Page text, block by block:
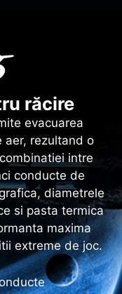
răcire
evacuarea
aer, rezultand o
intre
conducte de
diametrele
si pasta termica
maxima
extreme de joc.